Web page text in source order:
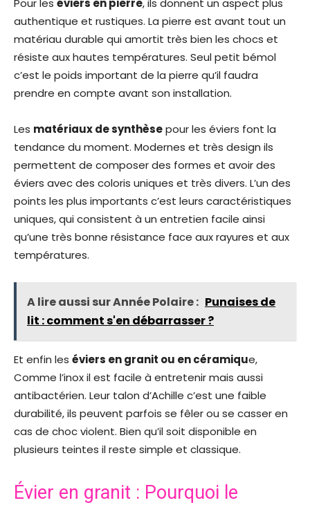
Pour les éviers en pierre, ils donnent un aspect plus
authentique et rustiques. La pierre est avant tout un
matériau durable qui amortit très bien les chocs et
résiste aux hautes températures. Seul petit bémol
c’est le poids important de la pierre qu’il faudra
prendre en compte avant son installation.
Les matériaux de synthèsepour les éviers font la
tendance du moment. Modernes et très design ils
permettent de composer des formes et avoir des
éviers avec des coloris uniques et très divers. L’un des
points les plus importants c’est leurs caractéristiques
uniques, qui consistent à un entretien facile ainsi
qu’une très bonne résistance face aux rayures et aux
températures.
A lire aussi sur Année Polaire : Punaises de
lit : comment s'en débarrasser ?
Et enfin les éviers en granit ou en céramique,
Comme l’inox il est facile à entretenir mais aussi
antibactérien. Leur talon d’Achille c’est une faible
durabilité, ils peuvent parfois se fêler ou se casser en
cas de choc violent. Bien qu’il soit disponible en
plusieurs teintes il reste simple et classique.
Évier en granit : Pourquoi le